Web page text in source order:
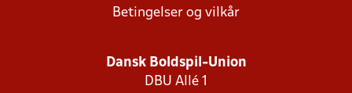
Betingelser og vilkår
Dansk Boldspil-Union
DBU Allé 1